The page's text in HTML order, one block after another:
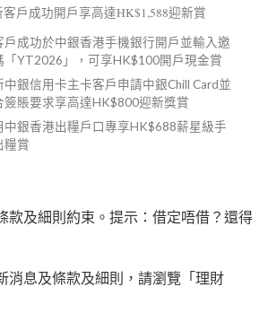
戶成功開戶享高達HK$1,588迎新賞
戶成功於中銀香港手機銀行開戶並輸入邀
「YT2026」，可享HK$100開戶現金賞
中銀信用卡主卡客戶申請中銀Chill Card並
簽賬要求享高達HK$800迎新獎賞
中銀香港出糧戶口專享HK$688薪星級手
糧賞
款及細則約束。提示：借定唔借？還得
消息及條款及細則，請瀏覽「理財